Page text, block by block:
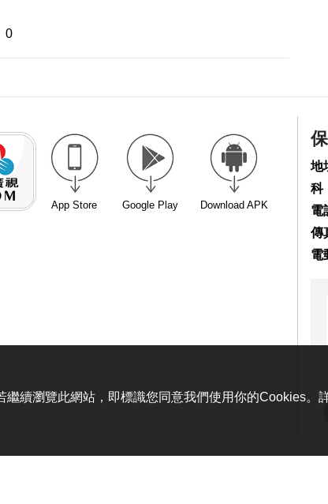
0
App Store Google Play Download APK
地
科
電
傳
電
續瀏覽此網站，即標識您同意我們使用你的Cookies。